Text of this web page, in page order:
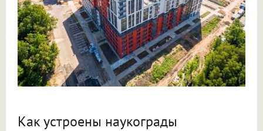
Как устроены наукограды